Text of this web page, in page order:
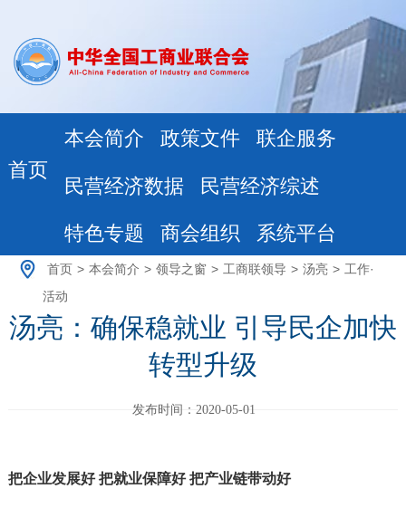
首页
本会简介 政策文件 联企服务
民营经济数据 民营经济综述
特色专题 商会组织 系统平台
首页 > 本会简介 > 领导之窗 > 工商联领导 > 汤亮 > 工作·
活动
汤亮：确保稳就业 引导民企加快
转型升级
发布时间：2020-05-01
把企业发展好 把就业保障好 把产业链带动好